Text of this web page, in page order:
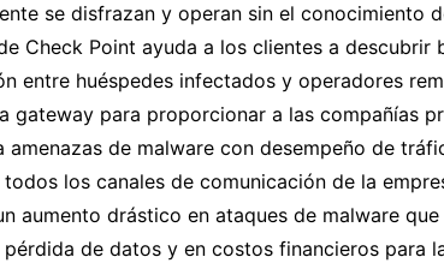
se disfrazan y operan sin el conocimiento
Check Point ayuda a los clientes a descubrir
entre huéspedes infectados y operadores
gateway para proporcionar a las compañías
de malware con desempeño de
los canales de comunicación de la
aumento drástico en ataques de malware
de datos y en costos financieros para